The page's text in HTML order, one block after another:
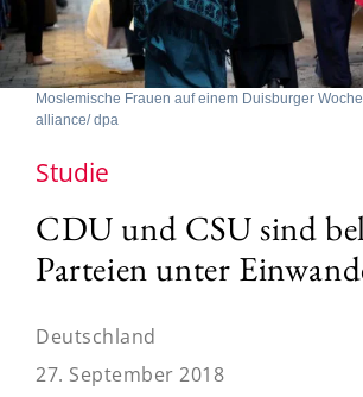
Moslemische Frauen auf einem Duisburger
alliance/ dpa
Studie
CDU und CSU sind
Parteien unter
Deutschland
27. September 2018